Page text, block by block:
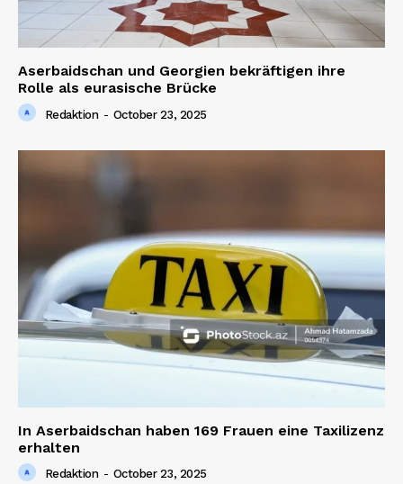
Aserbaidschan und Georgien bekräftigen ihre
Rolle als eurasische Brücke
Redaktion - October 23, 2025
In Aserbaidschan haben 169 Frauen eine Taxilizenz
erhalten
Redaktion - October 23, 2025